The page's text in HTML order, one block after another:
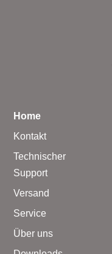
Home
Kontakt
Technischer
Support
Versand
Service
Über uns